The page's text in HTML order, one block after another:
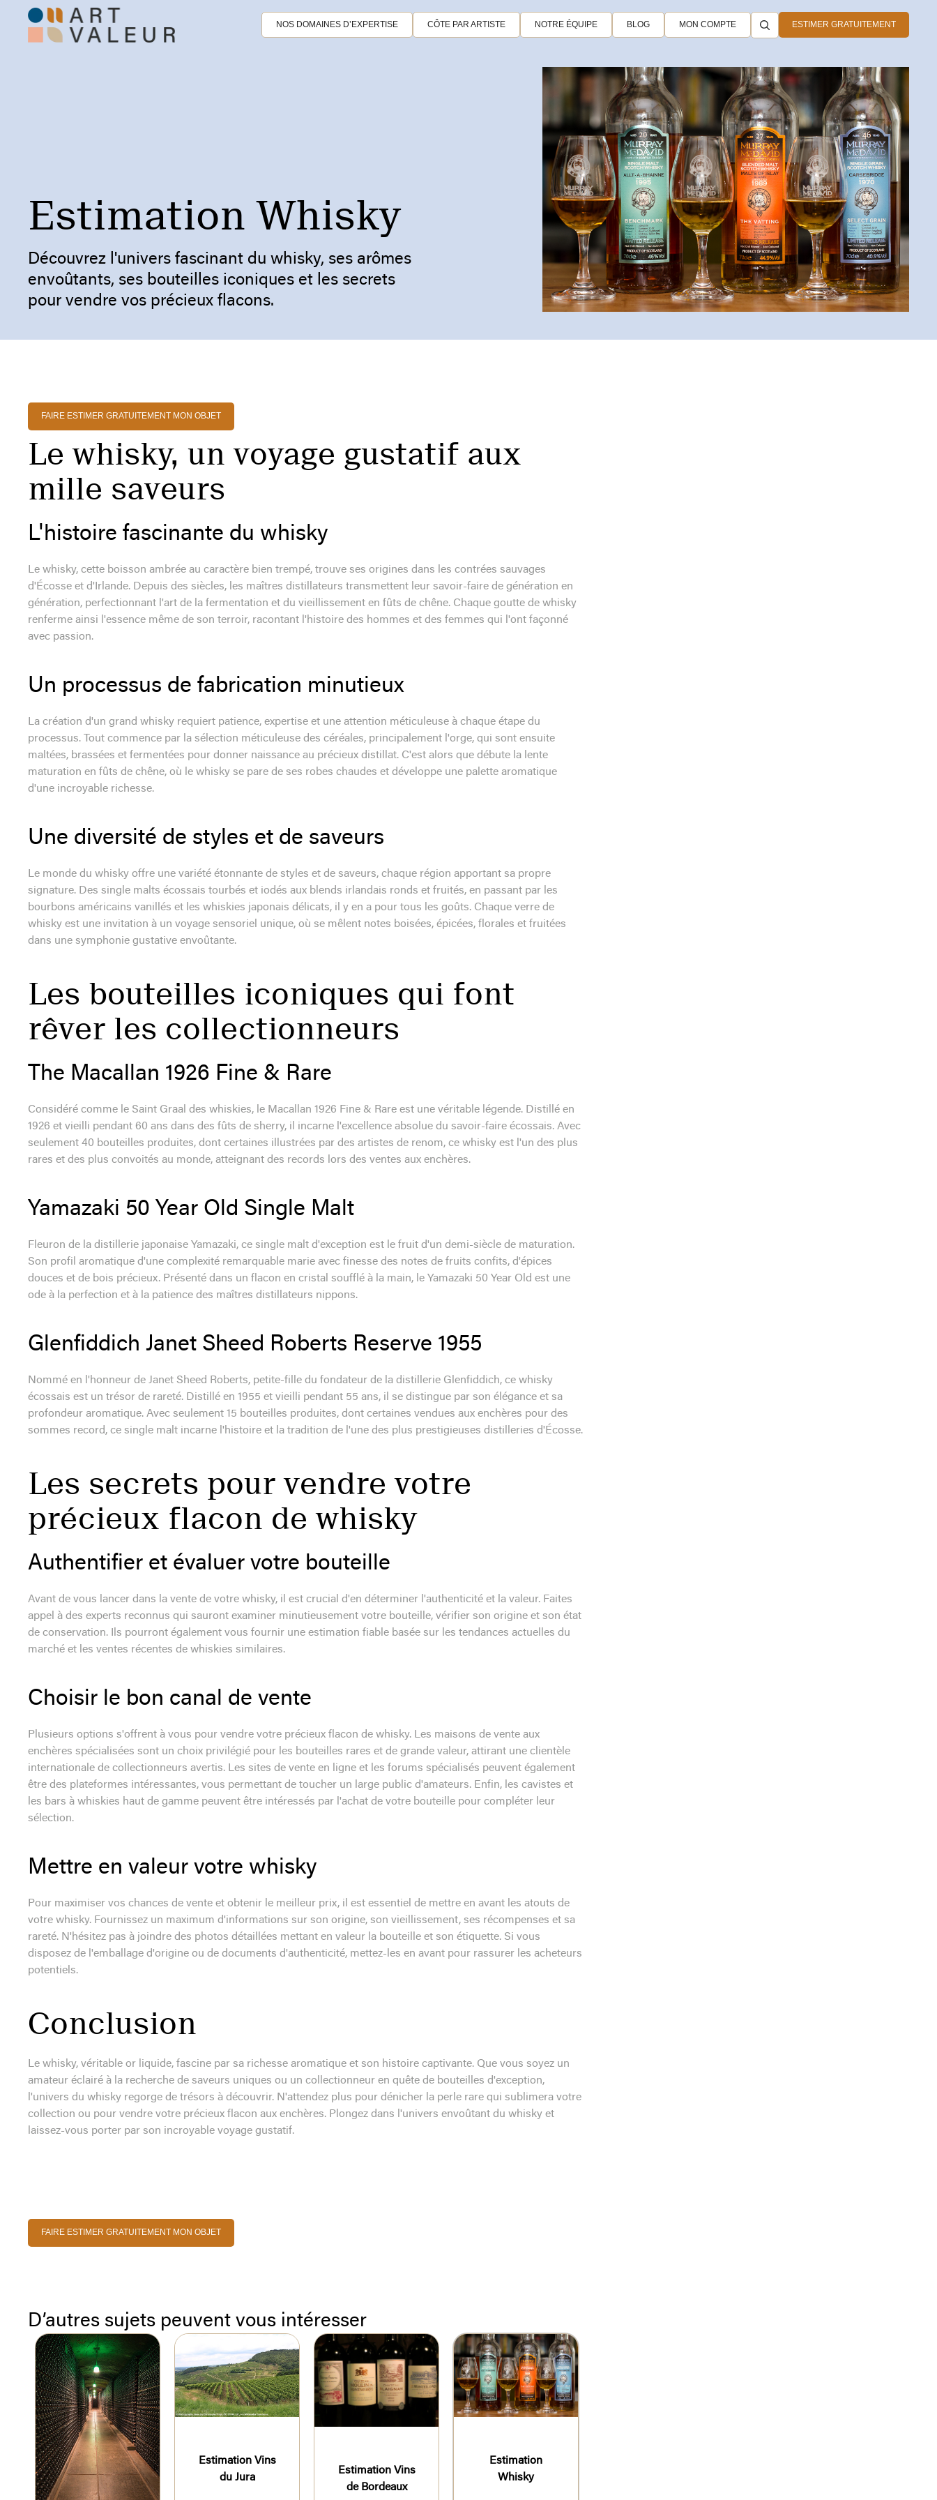
NOS DOMAINES D’EXPERTISE CÔTE PAR ARTISTE NOTRE ÉQUIPE BLOG MON COMPTE ESTIMER GRATUITEMENT
Estimation Whisky
Découvrez l'univers fascinant du whisky, ses arômes
envoûtants, ses bouteilles iconiques et les secrets
pour vendre vos précieux flacons.
FAIRE ESTIMER GRATUITEMENT MON OBJET
Le whisky, un voyage gustatif aux
mille saveurs
L'histoire fascinante du whisky
Le whisky, cette boisson ambrée au caractère bien trempé, trouve ses origines dans les contrées sauvages
d'Écosse et d'Irlande. Depuis des siècles, les maîtres distillateurs transmettent leur savoir-faire de génération en
génération, perfectionnant l'art de la fermentation et du vieillissement en fûts de chêne. Chaque goutte de whisky
renferme ainsi l'essence même de son terroir, racontant l'histoire des hommes et des femmes qui l'ont façonné
avec passion.
Un processus de fabrication minutieux
La création d'un grand whisky requiert patience, expertise et une attention méticuleuse à chaque étape du
processus. Tout commence par la sélection méticuleuse des céréales, principalement l'orge, qui sont ensuite
maltées, brassées et fermentées pour donner naissance au précieux distillat. C'est alors que débute la lente
maturation en fûts de chêne, où le whisky se pare de ses robes chaudes et développe une palette aromatique
d'une incroyable richesse.
Une diversité de styles et de saveurs
Le monde du whisky offre une variété étonnante de styles et de saveurs, chaque région apportant sa propre
signature. Des single malts écossais tourbés et iodés aux blends irlandais ronds et fruités, en passant par les
bourbons américains vanillés et les whiskies japonais délicats, il y en a pour tous les goûts. Chaque verre de
whisky est une invitation à un voyage sensoriel unique, où se mêlent notes boisées, épicées, florales et fruitées
dans une symphonie gustative envoûtante.
Les bouteilles iconiques qui font
rêver les collectionneurs
The Macallan 1926 Fine & Rare
Considéré comme le Saint Graal des whiskies, le Macallan 1926 Fine & Rare est une véritable légende. Distillé en
1926 et vieilli pendant 60 ans dans des fûts de sherry, il incarne l'excellence absolue du savoir-faire écossais. Avec
seulement 40 bouteilles produites, dont certaines illustrées par des artistes de renom, ce whisky est l'un des plus
rares et des plus convoités au monde, atteignant des records lors des ventes aux enchères.
Yamazaki 50 Year Old Single Malt
Fleuron de la distillerie japonaise Yamazaki, ce single malt d'exception est le fruit d'un demi-siècle de maturation.
Son profil aromatique d'une complexité remarquable marie avec finesse des notes de fruits confits, d'épices
douces et de bois précieux. Présenté dans un flacon en cristal soufflé à la main, le Yamazaki 50 Year Old est une
ode à la perfection et à la patience des maîtres distillateurs nippons.
Glenfiddich Janet Sheed Roberts Reserve 1955
Nommé en l'honneur de Janet Sheed Roberts, petite-fille du fondateur de la distillerie Glenfiddich, ce whisky
écossais est un trésor de rareté. Distillé en 1955 et vieilli pendant 55 ans, il se distingue par son élégance et sa
profondeur aromatique. Avec seulement 15 bouteilles produites, dont certaines vendues aux enchères pour des
sommes record, ce single malt incarne l'histoire et la tradition de l'une des plus prestigieuses distilleries d'Écosse.
Les secrets pour vendre votre
précieux flacon de whisky
Authentifier et évaluer votre bouteille
Avant de vous lancer dans la vente de votre whisky, il est crucial d'en déterminer l'authenticité et la valeur. Faites
appel à des experts reconnus qui sauront examiner minutieusement votre bouteille, vérifier son origine et son état
de conservation. Ils pourront également vous fournir une estimation fiable basée sur les tendances actuelles du
marché et les ventes récentes de whiskies similaires.
Choisir le bon canal de vente
Plusieurs options s'offrent à vous pour vendre votre précieux flacon de whisky. Les maisons de vente aux
enchères spécialisées sont un choix privilégié pour les bouteilles rares et de grande valeur, attirant une clientèle
internationale de collectionneurs avertis. Les sites de vente en ligne et les forums spécialisés peuvent également
être des plateformes intéressantes, vous permettant de toucher un large public d'amateurs. Enfin, les cavistes et
les bars à whiskies haut de gamme peuvent être intéressés par l'achat de votre bouteille pour compléter leur
sélection.
Mettre en valeur votre whisky
Pour maximiser vos chances de vente et obtenir le meilleur prix, il est essentiel de mettre en avant les atouts de
votre whisky. Fournissez un maximum d'informations sur son origine, son vieillissement, ses récompenses et sa
rareté. N'hésitez pas à joindre des photos détaillées mettant en valeur la bouteille et son étiquette. Si vous
disposez de l'emballage d'origine ou de documents d'authenticité, mettez-les en avant pour rassurer les acheteurs
potentiels.
Conclusion
Le whisky, véritable or liquide, fascine par sa richesse aromatique et son histoire captivante. Que vous soyez un
amateur éclairé à la recherche de saveurs uniques ou un collectionneur en quête de bouteilles d'exception,
l'univers du whisky regorge de trésors à découvrir. N'attendez plus pour dénicher la perle rare qui sublimera votre
collection ou pour vendre votre précieux flacon aux enchères. Plongez dans l'univers envoûtant du whisky et
laissez-vous porter par son incroyable voyage gustatif.
FAIRE ESTIMER GRATUITEMENT MON OBJET
D’autres sujets peuvent vous intéresser
Estimation Vins
du Jura
Estimation Vins
de Bordeaux
Estimation
Whisky